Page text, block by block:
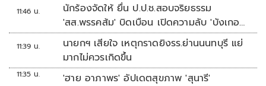
11:46 น.
นักร้องจัดให้ ยื่น ป.ป.ช.สอบจริยธรรม
'สส.พรรคส้ม' บิดเบือน เปิดความลับ 'บังเกอร์
ทหาร'
11:39 น.
นายกฯ เสียใจ เหตุกราดยิงรร.ย่านนนทบุรี แย่
มากไม่ควรเกิดขึ้น
11:35 น. 'ฮาย อาภาพร' อัปเดตสุขภาพ 'สุนารี'